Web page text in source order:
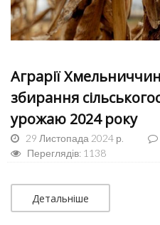
Аграрії
збирання
урожаю 2024 року
29 Листопада 2024 р.
Переглядів: 1138
Детальніше